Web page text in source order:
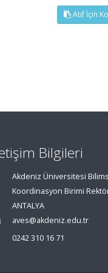
Atıf İçin
Bilgileri
Akdeniz Üniversitesi
Koordinasyon Birimi
ANTALYA
aves@akdeniz.edu.tr
0242 310 16 71